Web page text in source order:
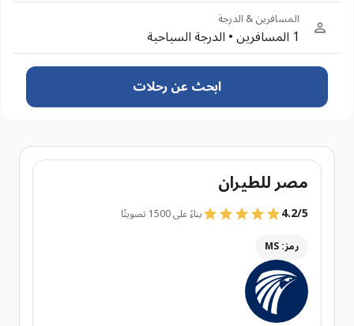
المسافرين & الدرجة
1 المسافرين •الدرجة السياحية
ابحث عن رحلات
مصر للطيران
4.2/5
بناءً على 1500 تصويتًا
رمز: MS